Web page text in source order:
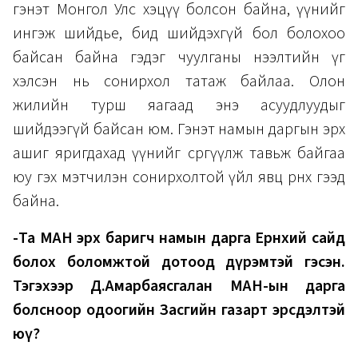
гэнэт Монгол Улс хэцүү болсон байна, үүнийг
ингэж шийдье, бид шийдэхгүй бол болохоо
байсан байна гэдэг чуулганы нээлтийн үг
хэлсэн нь сонирхол татаж байлаа. Олон
жилийн турш яагаад энэ асуудлуудыг
шийдээгүй байсан юм. Гэнэт намын даргын эрх
ашиг яригдахад үүнийг сөргүүлж тавьж байгаа
юу гэх мэтчилэн сонирхолтой үйл явц өрнөх гээд
байна.
-Та МАН эрх баригч намын дарга Ерөнхий сайд
болох боломжтой дотоод дүрэмтэй гэсэн.
Тэгэхээр Д.Амарбаясгалан МАН-ын дарга
болсноор одоогийн Засгийн газарт эрсдэлтэй
юү?